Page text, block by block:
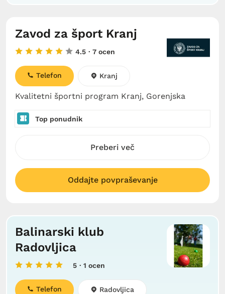
Zavod za šport Kranj
4.5 · 7 ocen
Kvalitetni športni program Kranj, Gorenjska
Telefon Kranj
Top ponudnik
Preberi več
Oddajte povpraševanje
Balinarski klub
Radovljica
5 · 1 ocen
Telefon Radovljica